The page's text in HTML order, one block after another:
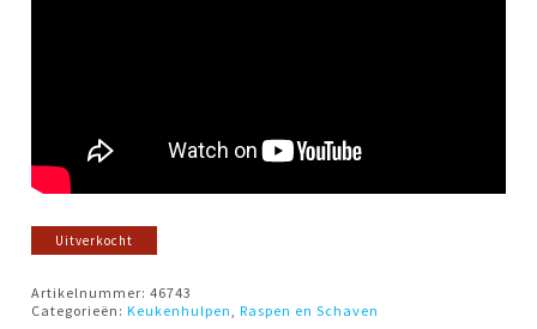
Uitverkocht
Artikelnummer:46743
Categorieën:Keukenhulpen ,Raspen en Schaven